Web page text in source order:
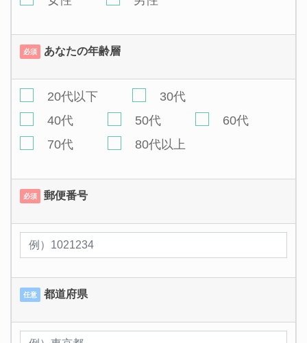
必須 あなたの年齢層
20代以下
30代
40代
50代
60代
70代
80代以上
必須 郵便番号
任意 都道府県